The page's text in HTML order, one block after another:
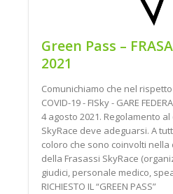
Green Pass –
2021
Comunichiamo che nel rispetto
COVID-19 - FISky - GARE
4 agosto 2021. Regolamento
SkyRace deve adeguarsi. A
coloro che sono coinvolti
della Frasassi SkyRace
giudici, personale medico,
RICHIESTO IL “GREEN PASS”